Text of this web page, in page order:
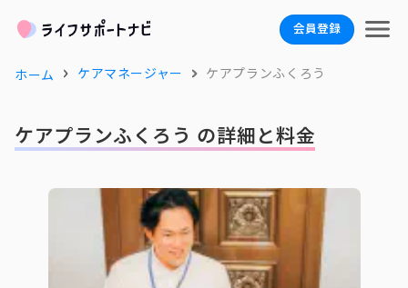
会員登録
ホーム ケアマネージャー ケアプランふくろう
ケアプランふくろう の詳細と料金